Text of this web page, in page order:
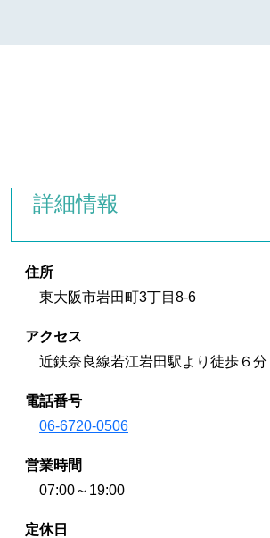
詳細情報
住所
東大阪市岩田町3丁目8-6
アクセス
近鉄奈良線若江岩田駅より徒歩６分
電話番号
06-6720-0506
営業時間
07:00～19:00
定休日